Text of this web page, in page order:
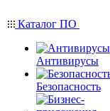
Каталог ПО
Антивирусы
Безопасность